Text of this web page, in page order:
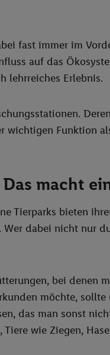
fast immer im
auf das
lehrreiches Erlebnis.
wichtigen Funktion
macht
Tierparks bieten
dabei nicht nur
bei denen
möchte,
das man sonst
wie Ziegen,